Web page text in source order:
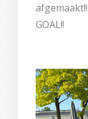
GOAL!!